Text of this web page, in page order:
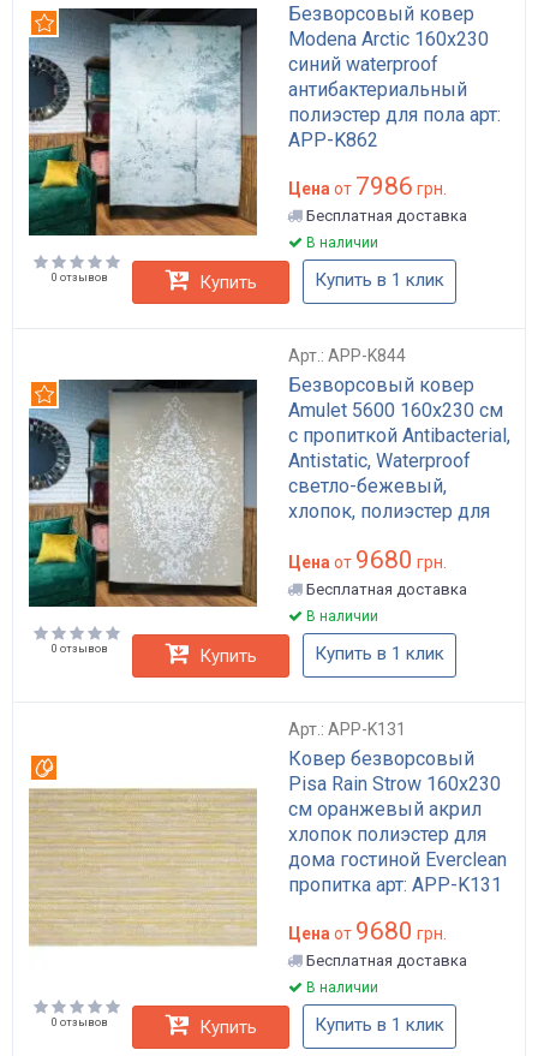
Безворсовый ковер
Modena Arctic 160x230
синий waterproof
антибактериальный
полиэстер для пола арт:
APP-K862
Рекомендуем
Цена от 7986 грн.
Бесплатная доставка
В наличии
0 отзывов Купить Купить в 1 клик
Арт.: APP-K844
Безворсовый ковер
Amulet 5600 160x230 см
с пропиткой Antibacterial,
Antistatic, Waterproof
светло-бежевый,
хлопок, полиэстер для
Рекомендуем
Цена от 9680 грн.
Бесплатная доставка
В наличии
0 отзывов Купить Купить в 1 клик
Арт.: APP-K131
Ковер безворсовый
Pisa Rain Strow 160x230
см оранжевый акрил
хлопок полиэстер для
дома гостиной Everclean
пропитка арт: APP-K131
Цена от 9680 грн.
Бесплатная доставка
В наличии
0 отзывов Купить Купить в 1 клик